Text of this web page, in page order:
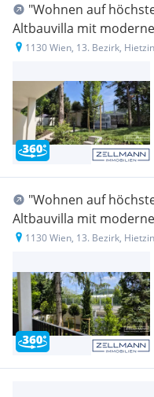
"Wohnen auf
Altbauvilla mit
ZELLMANN IMMOBILIEN
1130 Wien, 13. Bezirk,
"Wohnen auf
Altbauvilla mit
ZELLMANN IMMOBILIEN
1130 Wien, 13. Bezirk,